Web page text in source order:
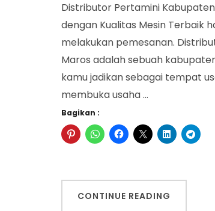
Distributor Pertamini
dengan Kualitas Mesin Terbaik
melakukan pemesanan.
Maros adalah sebuah
kamu jadikan sebagai tempat
membuka usaha …
Bagikan :
CONTINUE READING